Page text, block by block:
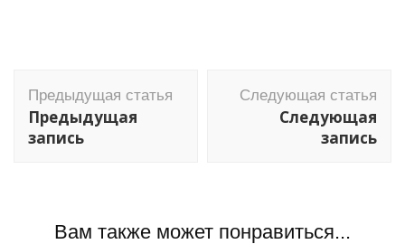
по
записям
Предыдущая статья
Предыдущая
запись
Следующая статья
Следующая
запись
Вам также может понравиться...